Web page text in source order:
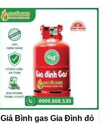
Giá Bình gas Gia Đình đỏ